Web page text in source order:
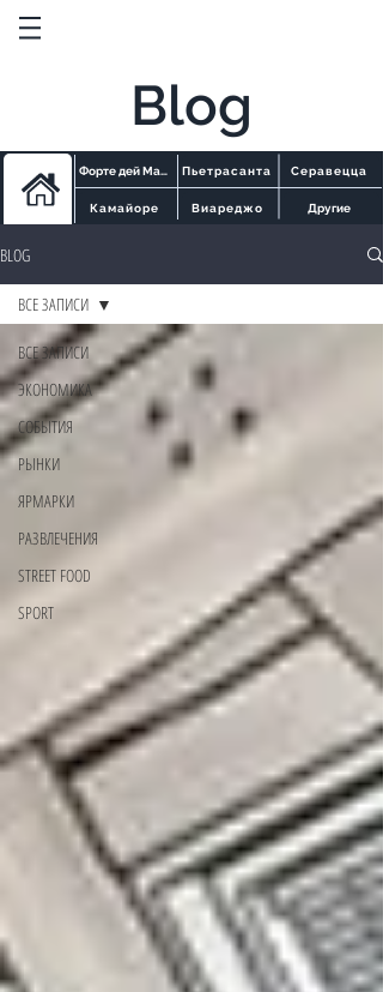
Blog
Форте дей Марми Пьетрасанта Серавецца
Камайоре Виареджо Другие
BLOG
ВСЕ ЗАПИСИ
ЭКОНОМИКА
СОБЫТИЯ
РЫНКИ
ЯРМАРКИ
РАЗВЛЕЧЕНИЯ
STREET FOOD
SPORT
ВСЕ ЗАПИСИ